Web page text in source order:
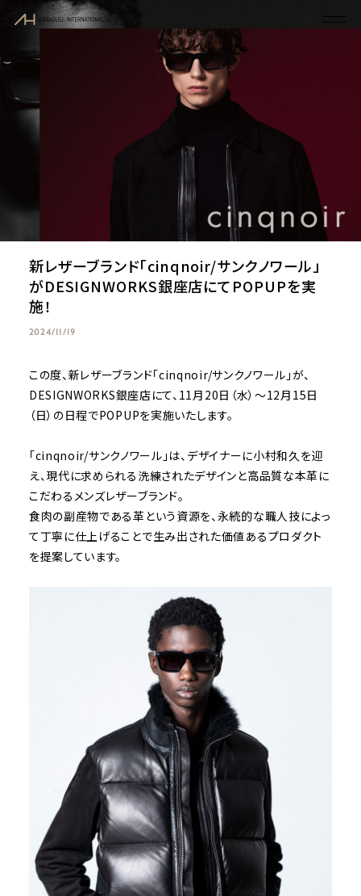
新レザーブランド「cinqnoir/サンクノワール」
がDESIGNWORKS銀座店にてPOPUPを実
施！
2024/11/19
この度、新レザーブランド「cinqnoir/サンクノワール」が、
DESIGNWORKS銀座店にて、11月20日（水）～12月15日
（日）の日程でPOPUPを実施いたします。
「cinqnoir/サンクノワール」は、デザイナーに小村和久を迎
え、現代に求められる洗練されたデザインと高品質な本革に
こだわるメンズレザーブランド。
食肉の副産物である革という資源を、永続的な職人技によっ
て丁寧に仕上げることで生み出された価値あるプロダクト
を提案しています。